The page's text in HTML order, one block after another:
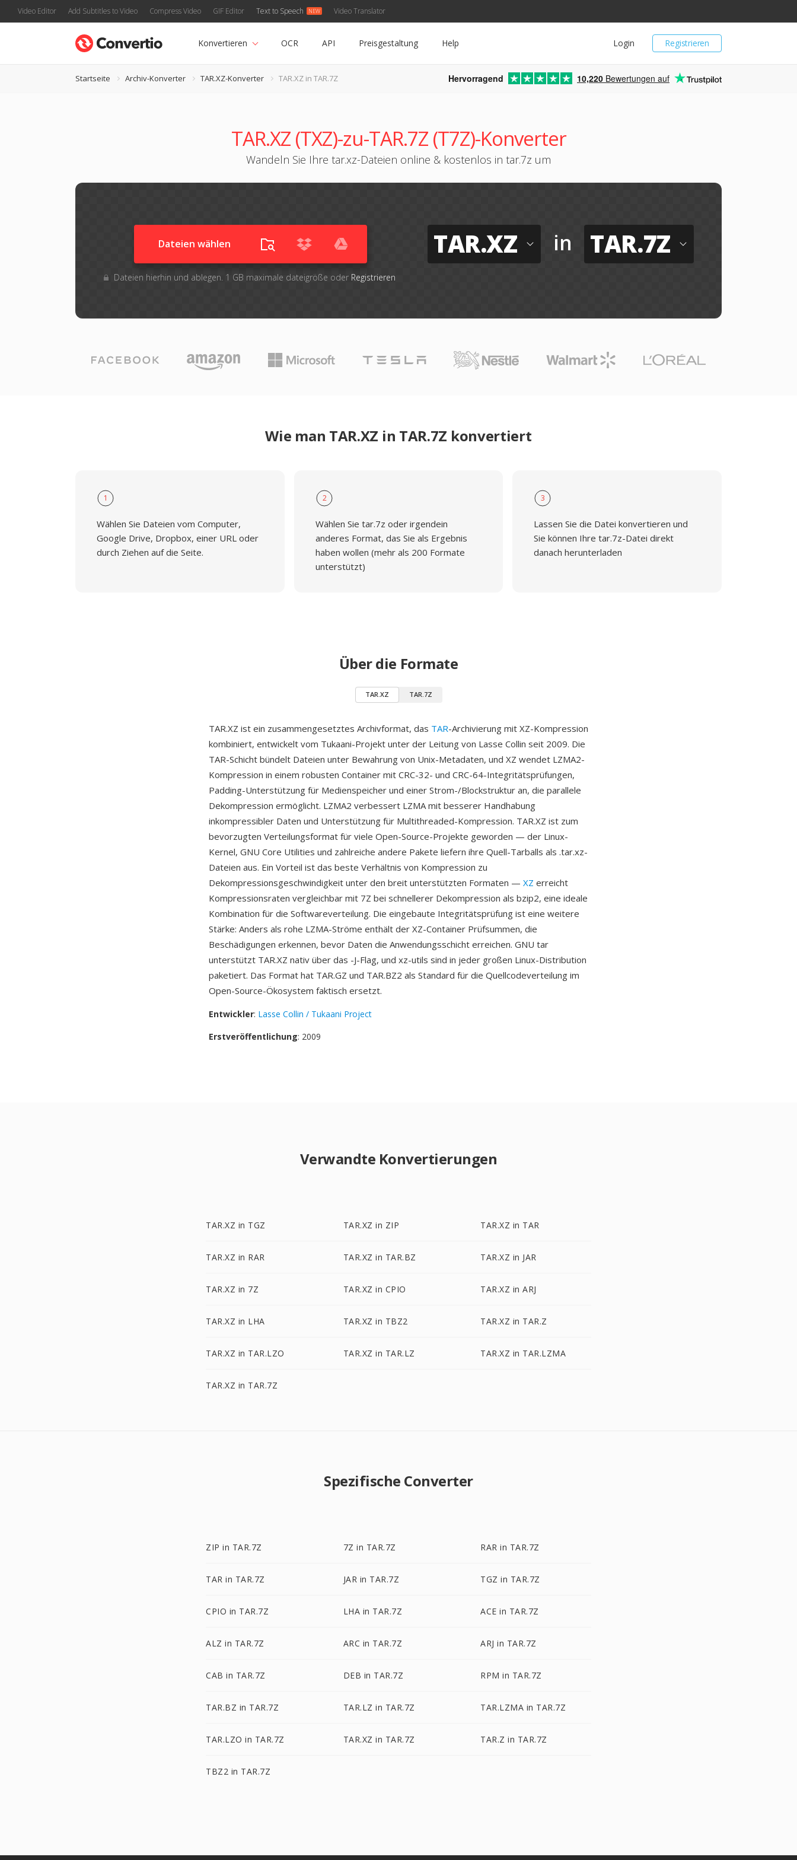
Video Editor Add Subtitles to Video Compress Video GIF Editor Text to Speech Video Translator
Registrieren
Login
Konvertieren OCR API Preisgestaltung Help
Startseite Archiv-Konverter TAR.XZ-Konverter TAR.XZ in TAR.7Z Hervorragend 10,220 Bewertungen auf
TAR.XZ (TXZ)-zu-TAR.7Z (T7Z)-Konverter
Wandeln Sie Ihre tar.xz-Dateien online & kostenlos in tar.7z um
Dateien wählen
Dateien hierhin und ablegen. 1 GB maximale dateigröße oder Registrieren
TAR.XZ in TAR.7Z
Wie man TAR.XZ in TAR.7Z konvertiert
1
Wählen Sie Dateien vom Computer,
Google Drive, Dropbox, einer URL oder
durch Ziehen auf die Seite.
2
Wählen Sie tar.7z oder irgendein
anderes Format, das Sie als Ergebnis
haben wollen (mehr als 200 Formate
unterstützt)
3
Lassen Sie die Datei konvertieren und
Sie können Ihre tar.7z-Datei direkt
danach herunterladen
Über die Formate
TAR.XZ TAR.7Z
TAR.XZ ist ein zusammengesetztes Archivformat, das TAR-Archivierung mit XZ-Kompression
kombiniert, entwickelt vom Tukaani-Projekt unter der Leitung von Lasse Collin seit 2009. Die
TAR-Schicht bündelt Dateien unter Bewahrung von Unix-Metadaten, und XZ wendet LZMA2-
Kompression in einem robusten Container mit CRC-32- und CRC-64-Integritätsprüfungen,
Padding-Unterstützung für Medienspeicher und einer Strom-/Blockstruktur an, die parallele
Dekompression ermöglicht. LZMA2 verbessert LZMA mit besserer Handhabung
inkompressibler Daten und Unterstützung für Multithreaded-Kompression. TAR.XZ ist zum
bevorzugten Verteilungsformat für viele Open-Source-Projekte geworden — der Linux-
Kernel, GNU Core Utilities und zahlreiche andere Pakete liefern ihre Quell-Tarballs als .tar.xz-
Dateien aus. Ein Vorteil ist das beste Verhältnis von Kompression zu
Dekompressionsgeschwindigkeit unter den breit unterstützten Formaten — XZ erreicht
Kompressionsraten vergleichbar mit 7Z bei schnellerer Dekompression als bzip2, eine ideale
Kombination für die Softwareverteilung. Die eingebaute Integritätsprüfung ist eine weitere
Stärke: Anders als rohe LZMA-Ströme enthält der XZ-Container Prüfsummen, die
Beschädigungen erkennen, bevor Daten die Anwendungsschicht erreichen. GNU tar
unterstützt TAR.XZ nativ über das -J-Flag, und xz-utils sind in jeder großen Linux-Distribution
paketiert. Das Format hat TAR.GZ und TAR.BZ2 als Standard für die Quellcodeverteilung im
Open-Source-Ökosystem faktisch ersetzt.
Entwickler: Lasse Collin / Tukaani Project
Erstveröffentlichung: 2009
Verwandte Konvertierungen
TAR.XZ in TGZ TAR.XZ in ZIP TAR.XZ in TAR
TAR.XZ in RAR TAR.XZ in TAR.BZ TAR.XZ in JAR
TAR.XZ in 7Z TAR.XZ in CPIO TAR.XZ in ARJ
TAR.XZ in LHA TAR.XZ in TBZ2 TAR.XZ in TAR.Z
TAR.XZ in TAR.LZO TAR.XZ in TAR.LZ TAR.XZ in TAR.LZMA
TAR.XZ in TAR.7Z
Spezifische Converter
ZIP in TAR.7Z 7Z in TAR.7Z RAR in TAR.7Z
TAR in TAR.7Z JAR in TAR.7Z TGZ in TAR.7Z
CPIO in TAR.7Z LHA in TAR.7Z ACE in TAR.7Z
ALZ in TAR.7Z ARC in TAR.7Z ARJ in TAR.7Z
CAB in TAR.7Z DEB in TAR.7Z RPM in TAR.7Z
TAR.BZ in TAR.7Z TAR.LZ in TAR.7Z TAR.LZMA in TAR.7Z
TAR.LZO in TAR.7Z TAR.XZ in TAR.7Z TAR.Z in TAR.7Z
TBZ2 in TAR.7Z